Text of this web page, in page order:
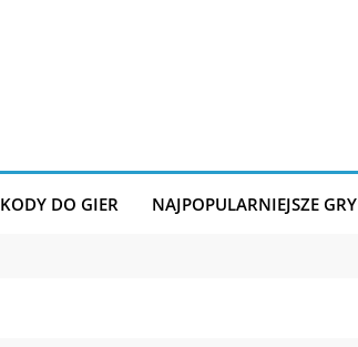
KODY DO GIER NAJPOPULARNIEJSZE GRY